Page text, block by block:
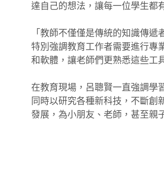
達自己的想法，讓每一位學生都
「教師不僅僅是傳統的知識傳
特別強調教育工作者需要進行專
和軟體，讓老師們更熟悉這些工
在教育現場，呂聰賢一直強調學
同時以研究各種新科技，不斷創
發展，為小朋友、老師，甚至親